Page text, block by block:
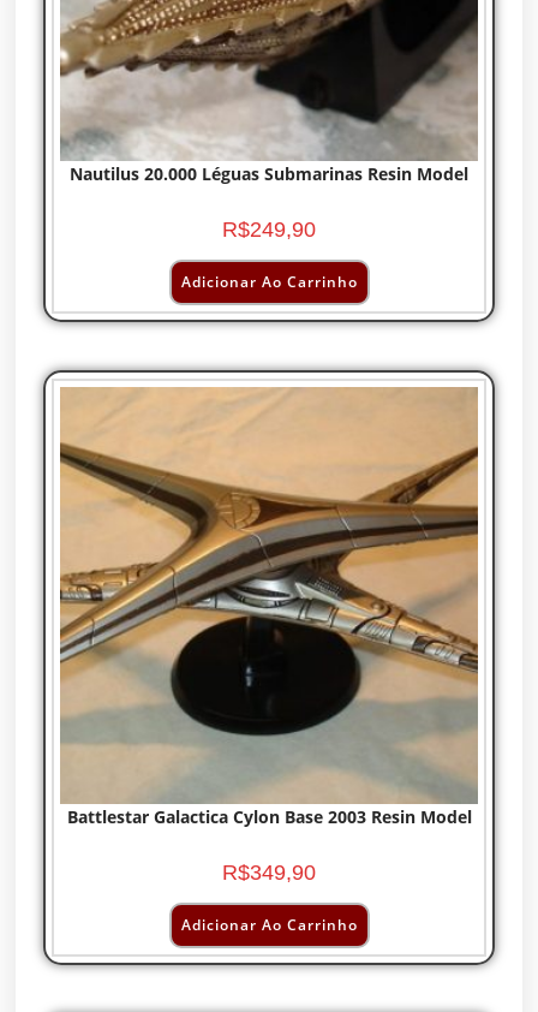
Nautilus 20.000 Léguas Submarinas Resin Model
R$249,90
Adicionar Ao Carrinho
Battlestar Galactica Cylon Base 2003 Resin Model
R$349,90
Adicionar Ao Carrinho